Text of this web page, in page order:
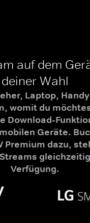
auf dem
deiner Wahl
Laptop,
womit du
Download-
Geräte.
Premium dazu,
Verfügung.